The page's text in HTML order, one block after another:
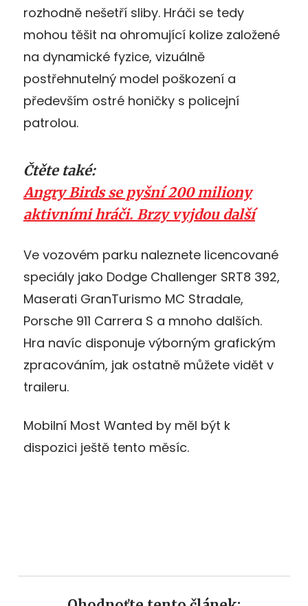
rozhodně nešetří sliby. Hráči se tedy
mohou těšit na ohromující kolize založené
na dynamické fyzice, vizuálně
postřehnutelný model poškození a
především ostré honičky s policejní
patrolou.
Čtěte také:
Angry Birds se pyšní 200 miliony
aktivními hráči. Brzy vyjdou další
Ve vozovém parku naleznete licencované
speciály jako Dodge Challenger SRT8 392,
Maserati GranTurismo MC Stradale,
Porsche 911 Carrera S a mnoho dalších.
Hra navíc disponuje výborným grafickým
zpracováním, jak ostatně můžete vidět v
traileru.
Mobilní Most Wanted by měl být k
dispozici ještě tento měsíc.